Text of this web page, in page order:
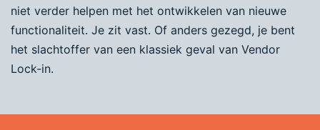
niet verder helpen met het ontwikkelen van nieuwe
functionaliteit. Je zit vast. Of anders gezegd, je bent
het slachtoffer van een klassiek geval van Vendor
Lock-in.